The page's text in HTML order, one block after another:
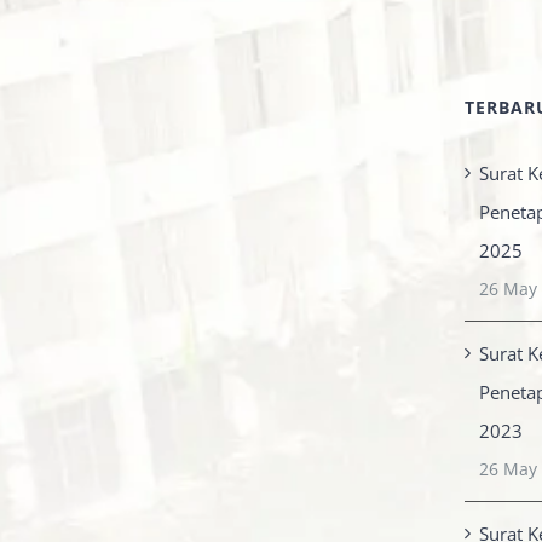
Surat
2025
26 May
Surat
2023
26 May
Surat